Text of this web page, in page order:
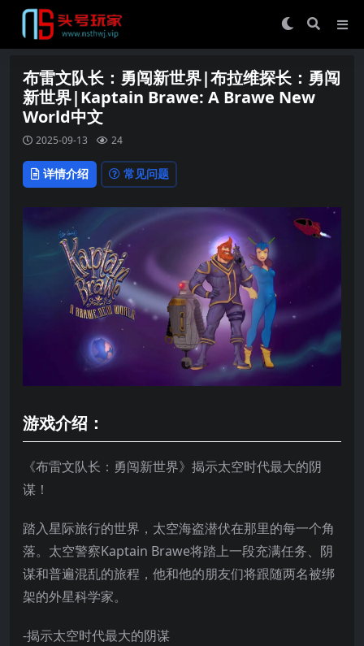
布雷文队长：勇闯新世界|布拉维探长：勇闯
新世界|Kaptain Brawe: A Brawe New
World中文
2025-09-13 24
详情介绍 常见问题
游戏介绍：
《布雷文队长：勇闯新世界》揭示太空时代最大的阴
谋！
踏入星际旅行的世界，太空海盗潜伏在那里的每一个角
落。太空警察Kaptain Brawe将踏上一段充满任务、阴
谋和普遍混乱的旅程，他和他的朋友们将跟随两名被绑
架的外星科学家。
-揭示太空时代最大的阴谋